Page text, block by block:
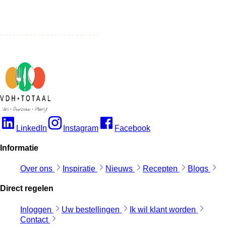
LinkedIn Instagram Facebook
Informatie
Over ons Inspiratie Nieuws Recepten Blogs
Direct regelen
Inloggen Uw bestellingen
Ik wil klant worden
Contact